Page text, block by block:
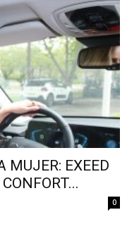
MUJER: EXEED
0